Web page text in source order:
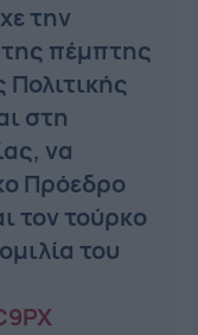
την
πέμπτης
στη
να
Πρόεδρο
τον τούρκο
του